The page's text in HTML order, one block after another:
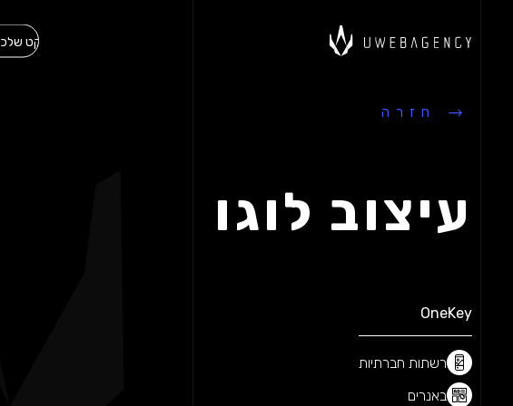
חזרה
עיצוב לוגו
OneKey
רשתות חברתיות
באנרים
עבור הפרויקט שלכם מוכנים עבור הפרויקט שלכם